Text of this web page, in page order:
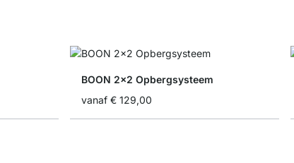
BOON 2x2 Opbergsysteem
vanaf € 129,00